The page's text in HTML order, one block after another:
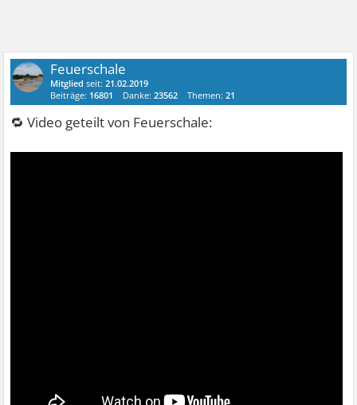
Feuerschale
Mitglied seit:21.02.2019
Beiträge: 16801 Danke:23562 Themen:21
🔁 Video geteilt von Feuerschale: